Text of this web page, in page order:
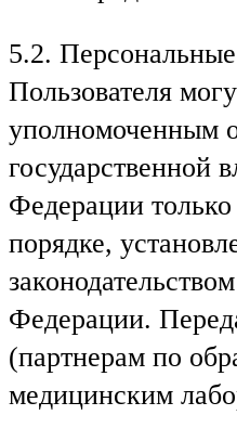
5.2.
Пользователя
уполномоченным
государственной
Федерации
порядке,
Федерации.
(партнерам по
медицинским